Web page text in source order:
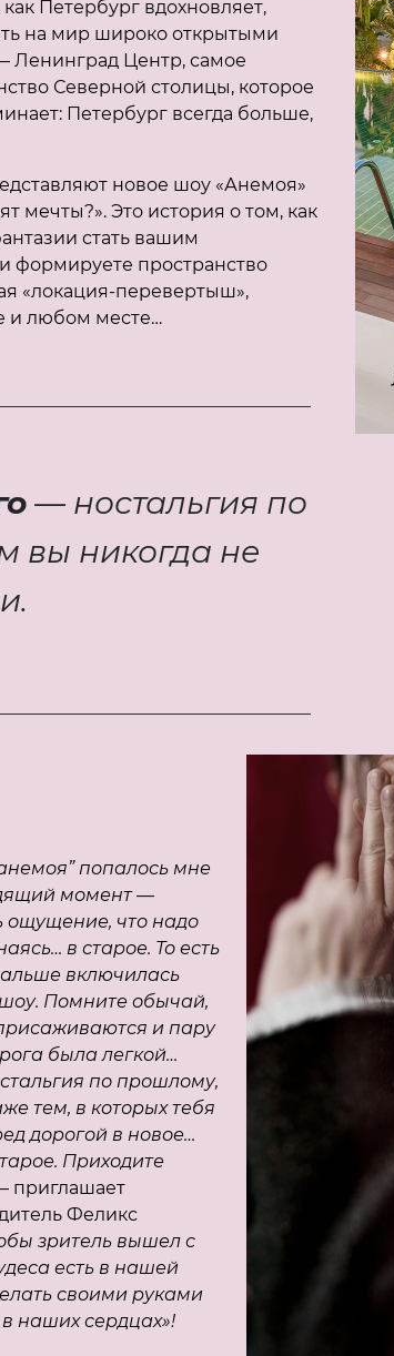
Петербург вдохновляет,
на мир широко открытыми
Ленинград Центр, самое
Северной столицы, которое
Петербург всегда больше,
новое шоу «Анемоя»
мечты?». Это история о том, как
стать вашим
формируете пространство
«локация-перевертыш»,
и любом месте…
— ностальгия по
вы никогда не
попалось мне
момент —
ощущение, что надо
в старое. То есть
включилась
Помните обычай,
и пару
была легкой…
по прошлому,
тем, в которых тебя
дорогой в новое…
Приходите
приглашает
Феликс
зритель вышел с
есть в нашей
своими руками
наших сердцах»!